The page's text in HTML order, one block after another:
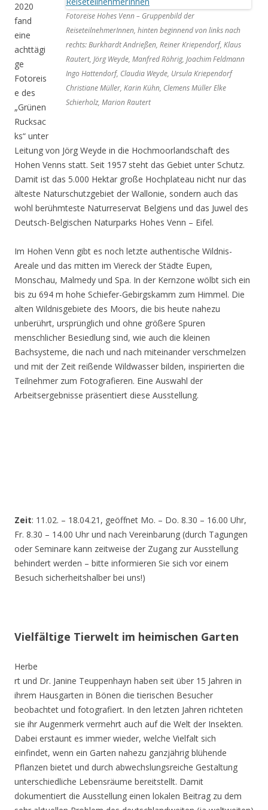
Fotoreise Hohes Venn – Gruppenbild der
ReiseteilnehmerInnen, hinten beginnend von links nach
rechts: Burkhardt Andrießen, Reiner Kriependorf, Klaus
Rautert, Jörg Weyde, Manfred Röhrig, Joachim Feldmann
Ingo Hattendorf, Claudia Weyde, Ursula Kriependorf
Christiane Müller, Karin Kühn, Clemens Müller Elke
Schierholz, Marion Rautert
2020
fand
eine
achttägi
ge
Fotoreis
e des
„Grünen
Rucksac
ks“ unter
Leitung von Jörg Weyde in die Hochmoorlandschaft des
Hohen Venns statt. Seit 1957 steht das Gebiet unter Schutz.
Damit ist das 5.000 Hektar große Hochplateau nicht nur das
älteste Naturschutzgebiet der Wallonie, sondern auch das
wohl berühmteste Naturreservat Belgiens und das Juwel des
Deutsch-Belgischen Naturparks Hohes Venn – Eifel.
Im Hohen Venn gibt es noch letzte authentische Wildnis-
Areale und das mitten im Viereck der Städte Eupen,
Monschau, Malmedy und Spa. In der Kernzone wölbt sich ein
bis zu 694 m hohe Schiefer-Gebirgskamm zum Himmel. Die
alten Wildnisgebiete des Moors, die bis heute nahezu
unberührt, ursprünglich und ohne größere Spuren
menschlicher Besiedlung sind, wie auch die kleinen
Bachsysteme, die nach und nach miteinander verschmelzen
und mit der Zeit reißende Wildwasser bilden, inspirierten die
Teilnehmer zum Fotografieren. Eine Auswahl der
Arbeitsergebnisse präsentiert diese Ausstellung.
Zeit: 11.02. – 18.04.21, geöffnet Mo. – Do. 8.30 – 16.00 Uhr,
Fr. 8.30 – 14.00 Uhr und nach Vereinbarung (durch Tagungen
oder Seminare kann zeitweise der Zugang zur Ausstellung
behindert werden – bitte informieren Sie sich vor einem
Besuch sicherheitshalber bei uns!)
Vielfältige Tierwelt im heimischen Garten
Herbe
rt und Dr. Janine Teuppenhayn haben seit über 15 Jahren in
ihrem Hausgarten in Bönen die tierischen Besucher
beobachtet und fotografiert. In den letzten Jahren richteten
sie ihr Augenmerk vermehrt auch auf die Welt der Insekten.
Dabei erstaunt es immer wieder, welche Vielfalt sich
einfindet, wenn ein Garten nahezu ganzjährig blühende
Pflanzen bietet und durch abwechslungsreiche Gestaltung
unterschiedliche Lebensräume bereitstellt. Damit
dokumentiert die Ausstellung einen lokalen Beitrag zu dem